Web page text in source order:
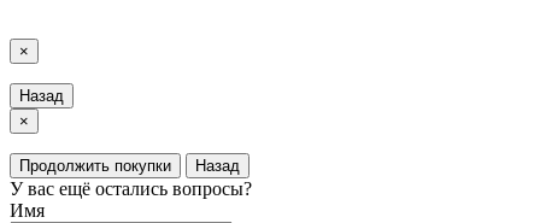
×
Назад
×
Продолжить покупки Назад
У вас ещё остались вопросы?
Имя